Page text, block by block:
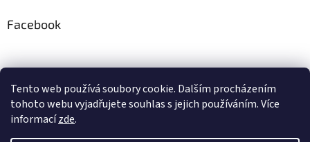
Tento web používá soubory cookie. Dalším procházením
tohoto webu vyjadřujete souhlas s jejich používáním. Více
informacízde.
Facebook